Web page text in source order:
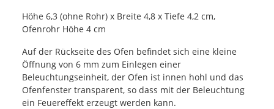
Höhe 6,3 (ohne Rohr) x Breite 4,8 x Tiefe 4,2 cm,
Ofenrohr Höhe 4 cm
Auf der Rückseite des Ofen befindet sich eine kleine
Öffnung von 6 mm zum Einlegen einer
Beleuchtungseinheit, der Ofen ist innen hohl und das
Ofenfenster transparent, so dass mit der Beleuchtung
ein Feuereffekt erzeugt werden kann.